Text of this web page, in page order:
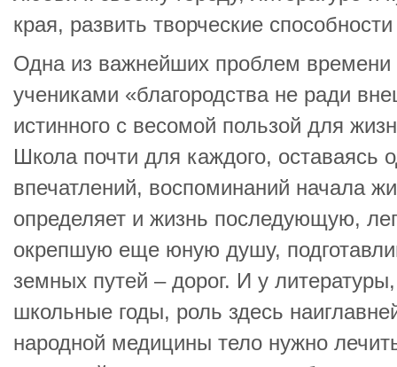
края, развить творческие
Одна из важнейших проблем времени
учениками «благородства не ради
истинного с весомой пользой для
Школа почти для каждого, оставаясь
впечатлений, воспоминаний начала
определяет и жизнь последующую,
окрепшую еще юную душу,
земных путей – дорог. И у
школьные годы, роль здесь
народной медицины тело нужно